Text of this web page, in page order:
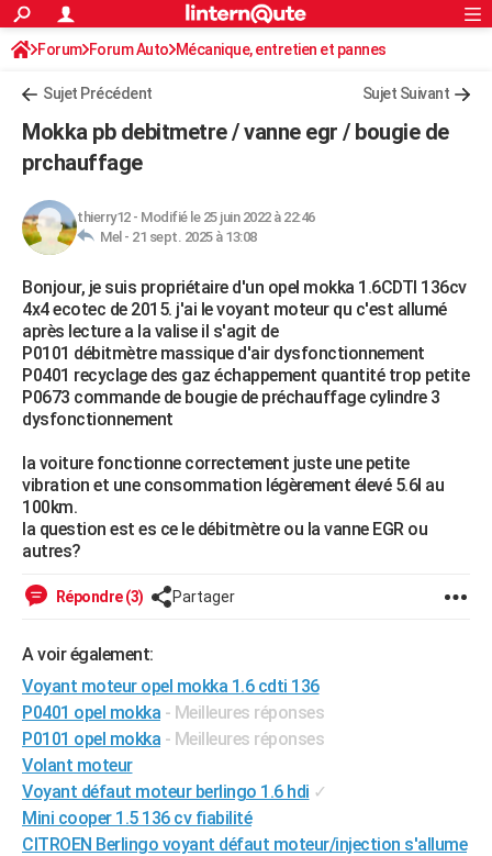
ACTUALITÉS
Politique
Société
Faits Divers
Education
Monde
Villes
+
Programme TV
Streaming
Cinéma
Sorties cinéma
Musique
FINANCE
Retraite
Impôts
Epargne
Immobilier
Risques naturels par ville
Banque
Assurance
Crédit
AUTO
Essais
Réserver un essai
Citadines
Berlines
SUV
Forum auto
+HIGH-TECH
Mobiles
Meilleur smartphone
Internet
Ordinateurs
Jeux vidéo
Guide high-tech
BRICOLAGE
Forum
Aménagement intérieur
Extérieur
Cuisine
Salle de bains
Jardinage
Rangement
WEEK-END
Guides de France
Escapades
Patrimoine
Expositions
Musées
Week-end nature
+LIFESTYLE
Art de vivre
Bien-être
Loisirs
Mode
Modes de vie
SANTE
Alimentation
Guide de la santé
Maladies
Médicaments
Sommeil
VOYAGE
Destinations
City break
Voyage nature
Voyage de noces
Forum
Climat
PHOTO
BONS PLANS
CARTE DE VOEUX
Carte de Noël
Carte Bonne année
Carte Saint-Valentin
Carte Pâques
Carte d'anniversaire
DICTIONNAIRE
Dictionnaire
Biographies
Citations
Expressions
Proverbes
PROGRAMME TV
COPAINS D'AVANT
S'inscrire
Se connecter
Lycées
Collèges
Primaires
Universités
Entreprises
Service militaire
Avis de recherche
AVIS DE DÉCÈS
Rechercher
S'inscrire
Connexion
Forum Forum Auto Mécanique, entretien et pannes
Sujet Précédent Sujet Suivant
Mokka pb debitmetre / vanne egr / bougie de
prchauffage
thierry12- Modifié le 25 juin 2022 à 22:46
Mel - 21 sept. 2025 à 13:08
Bonjour, je suis propriétaire d'un opel mokka 1.6CDTI 136cv
4x4 ecotec de 2015. j'ai le voyant moteur qu c'est allumé
après lecture a la valise il s'agit de
P0101 débitmètre massique d'air dysfonctionnement
P0401 recyclage des gaz échappement quantité trop petite
P0673 commande de bougie de préchauffage cylindre 3
dysfonctionnement
la voiture fonctionne correctement juste une petite
vibration et une consommation légèrement élevé 5.6l au
100km.
la question est es ce le débitmètre ou la vanne EGR ou
autres?
Répondre (3) Partager
A voir également:
Voyant moteur opel mokka 1.6 cdti 136
P0401 opel mokka - Meilleures réponses
P0101 opel mokka - Meilleures réponses
Volant moteur
Voyant défaut moteur berlingo 1.6 hdi ✓
Mini cooper 1.5 136 cv fiabilité
CITROEN Berlingo voyant défaut moteur/injection s'allume